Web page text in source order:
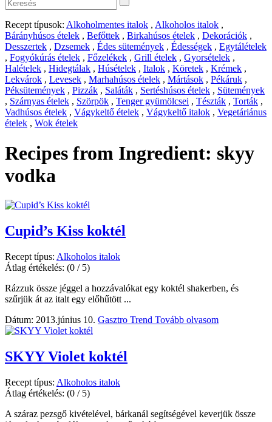
Recept típusok: Alkoholmentes italok , Alkoholos italok ,
Bárányhúsos ételek , Befőttek , Birkahúsos ételek , Dekorációk ,
Desszertek , Dzsemek , Édes sütemények , Édességek , Egytálételek
, Fogyókúrás ételek , Főzelékek , Grill ételek , Gyorsételek ,
Halételek , Hidegtálak , Húsételek , Italok , Köretek , Krémek ,
Lekvárok , Levesek , Marhahúsos ételek , Mártások , Pékáruk ,
Péksütemények , Pizzák , Saláták , Sertéshúsos ételek , Sütemények
, Szárnyas ételek , Szörpök , Tenger gyümölcsei , Tészták , Torták ,
Vadhúsos ételek , Vágykeltő ételek , Vágykeltő italok , Vegetáriánus
ételek , Wok ételek
Recipes from Ingredient: skyy
vodka
Cupid’s Kiss koktél
Recept típus: Alkoholos italok
Átlag értékelés: (0 / 5)
Rázzuk össze jéggel a hozzávalókat egy koktél shakerben, és
szűrjük át az italt egy előhűtött ...
Dátum: 2013.június 10. Gasztro Trend Tovább olvasom
SKYY Violet koktél
Recept típus: Alkoholos italok
Átlag értékelés: (0 / 5)
A száraz pezsgő kivételével, bárkanál segítségével keverjük össze